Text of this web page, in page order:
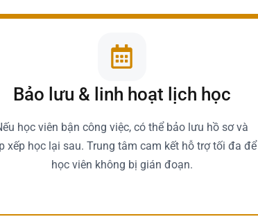
Bảo lưu & linh hoạt lịch học
học viên bận công việc, có thể bảo lưu hồ sơ và
xếp học lại sau. Trung tâm cam kết hỗ trợ tối đa để
học viên không bị gián đoạn.